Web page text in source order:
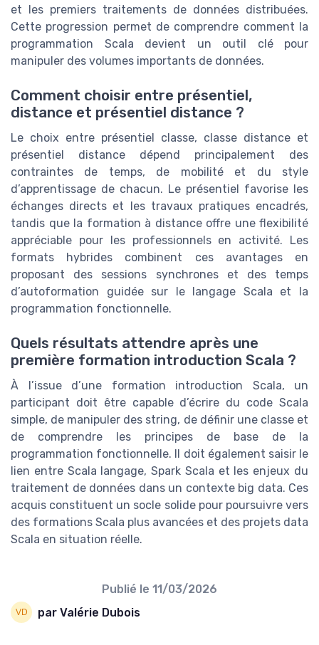
et les premiers traitements de données distribuées.
Cette progression permet de comprendre comment la
programmation Scala devient un outil clé pour
manipuler des volumes importants de données.
Comment choisir entre présentiel,
distance et présentiel distance ?
Le choix entre présentiel classe, classe distance et
présentiel distance dépend principalement des
contraintes de temps, de mobilité et du style
d’apprentissage de chacun. Le présentiel favorise les
échanges directs et les travaux pratiques encadrés,
tandis que la formation à distance offre une flexibilité
appréciable pour les professionnels en activité. Les
formats hybrides combinent ces avantages en
proposant des sessions synchrones et des temps
d’autoformation guidée sur le langage Scala et la
programmation fonctionnelle.
Quels résultats attendre après une
première formation introduction Scala ?
À l’issue d’une formation introduction Scala, un
participant doit être capable d’écrire du code Scala
simple, de manipuler des string, de définir une classe et
de comprendre les principes de base de la
programmation fonctionnelle. Il doit également saisir le
lien entre Scala langage, Spark Scala et les enjeux du
traitement de données dans un contexte big data. Ces
acquis constituent un socle solide pour poursuivre vers
des formations Scala plus avancées et des projets data
Scala en situation réelle.
Publié le 11/03/2026
par Valérie Dubois